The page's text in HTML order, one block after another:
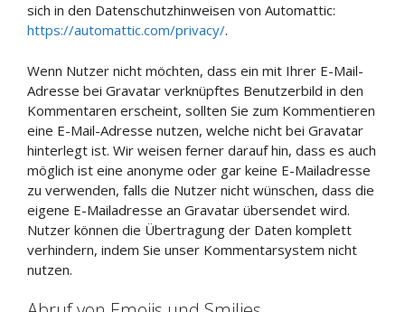
sich in den Datenschutzhinweisen von Automattic:
https://automattic.com/privacy/.
Wenn Nutzer nicht möchten, dass ein mit Ihrer E-Mail-
Adresse bei Gravatar verknüpftes Benutzerbild in den
Kommentaren erscheint, sollten Sie zum Kommentieren
eine E-Mail-Adresse nutzen, welche nicht bei Gravatar
hinterlegt ist. Wir weisen ferner darauf hin, dass es auch
möglich ist eine anonyme oder gar keine E-Mailadresse
zu verwenden, falls die Nutzer nicht wünschen, dass die
eigene E-Mailadresse an Gravatar übersendet wird.
Nutzer können die Übertragung der Daten komplett
verhindern, indem Sie unser Kommentarsystem nicht
nutzen.